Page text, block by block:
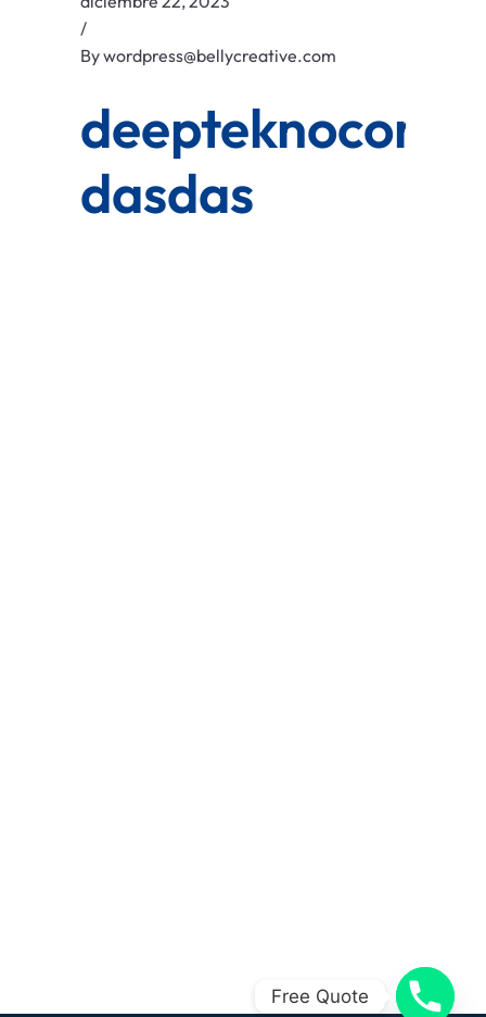
/
Bywordpress@bellycreative.com
deepteknocom
dasdas
Free Quote